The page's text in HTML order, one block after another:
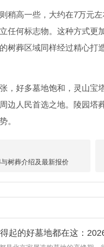
稍高一些，大约在7万元
任何标志物。这种方式
树葬区域同样经过精心
，好多墓地饱和，灵山
边人民首选之地。陵园
。
树葬介绍及最新报价
起的好墓地都在这：